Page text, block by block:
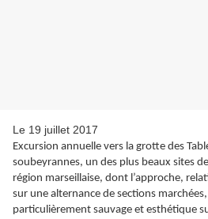
Le 19 juillet 2017
Excursion annuelle vers la grotte des
soubeyrannes, un des plus beaux sites
région marseillaise, dont l’approche,
sur une alternance de sections
particulièrement sauvage et esthétique